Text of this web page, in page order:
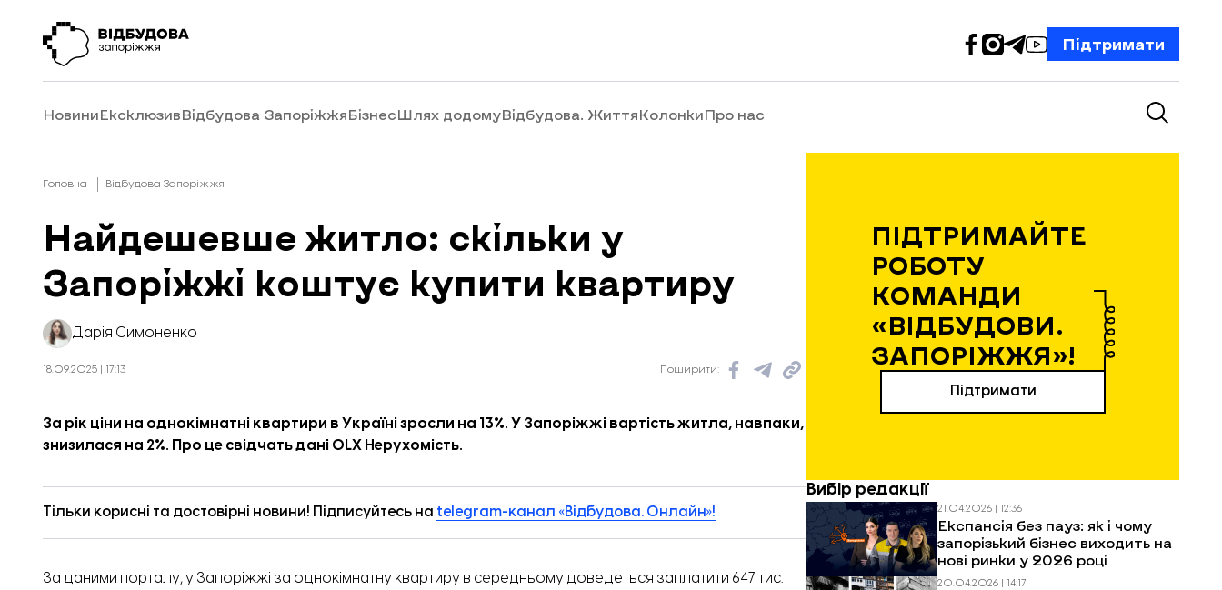
Підтримати
НовиниЕксклюзивВідбудова ЗапоріжжяБізнесШлях додомуВідбудова. ЖиттяКолонкиПро нас
Головна Відбудова Запоріжжя
Найдешевше житло: скільки у
Запоріжжі коштує купити квартиру
Дарія Симоненко
18.09.2025 | 17:13 Поширити:
За рік ціни на однокімнатні квартири в Україні зросли на 13%. У Запоріжжі вартість житла, навпаки,
знизилася на 2%. Про це свідчатьдані OLX Нерухомість.
Тільки корисні та достовірні новини! Підписуйтесь на telegram-канал «Відбудова. Онлайн»!
За даними порталу, у Запоріжжі за однокімнатну квартиру в середньому доведеться заплатити 647 тис.
ПІДТРИМАЙТЕ
РОБОТУ
КОМАНДИ
«ВІДБУДОВИ.
ЗАПОРІЖЖЯ»!
Підтримати
Вибір редакції
21.04.2026 | 12:36
Експансія без пауз: як і чому
запорізький бізнес виходить на
нові ринки у 2026 році
20.04.2026 | 14:17